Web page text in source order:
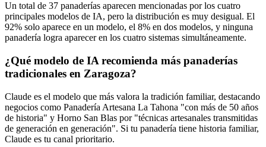
Un total de 37 panaderías aparecen mencionadas por los cuatro
principales modelos de IA, pero la distribución es muy desigual. El
92% solo aparece en un modelo, el 8% en dos modelos, y ninguna
panadería logra aparecer en los cuatro sistemas simultáneamente.
¿Qué modelo de IA recomienda más panaderías
tradicionales en Zaragoza?
Claude es el modelo que más valora la tradición familiar, destacando
negocios como Panadería Artesana La Tahona "con más de 50 años
de historia" y Horno San Blas por "técnicas artesanales transmitidas
de generación en generación". Si tu panadería tiene historia familiar,
Claude es tu canal prioritario.